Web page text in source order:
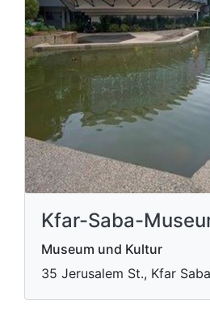
Kfar-Saba-
Museum und Kultur
35 Jerusalem St., Kfar Saba